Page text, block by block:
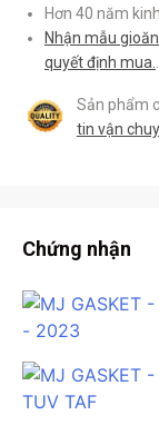
Hơn 40 năm
Nhận mẫu
quyết định mua.
Sản phẩm
tin vận
Chứng nhận